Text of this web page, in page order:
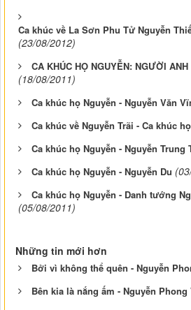
Ca khúc về La Sơn Phu Tử Nguyễn
(23/08/2012)
CA KHÚC HỌ NGUYỄN: NGƯỜI
(18/08/2011)
Ca khúc họ Nguyễn - Nguyễn Văn
Ca khúc về Nguyễn Trãi - Ca khúc
Ca khúc họ Nguyễn - Nguyễn Trung
Ca khúc họ Nguyễn - Nguyễn Du
Ca khúc họ Nguyễn - Danh tướng
(05/08/2011)
Những tin mới hơn
Bởi vì không thể quên - Nguyễn
Bên kia là nắng ấm - Nguyễn Phong